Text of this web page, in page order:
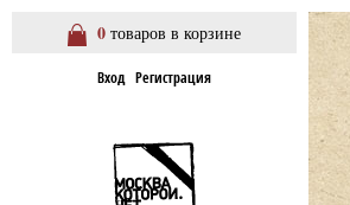
0 товаров в корзине
Вход Регистрация